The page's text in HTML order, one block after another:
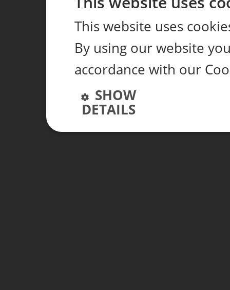
This website uses
By using our website
accordance with our
SHOW
DETAILS